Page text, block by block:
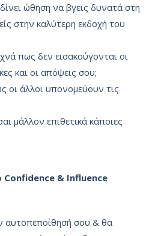
ώθηση να βγεις δυνατά στη
στην καλύτερη εκδοχή του
πως δεν εισακούγονται οι
και οι απόψεις σου;
οι άλλοι υπονομεύουν τις
μάλλον επιθετικά κάποιες
& Influence
αυτοπεποίθησή σου & θα